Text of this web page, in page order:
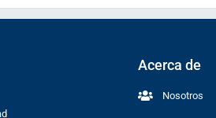
Acerca de
Nosotros